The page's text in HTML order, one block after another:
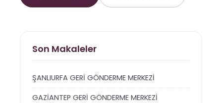
Son Makaleler
ŞANLIURFA GERİ GÖNDERME MERKEZİ
GAZİANTEP GERİ GÖNDERME MERKEZİ